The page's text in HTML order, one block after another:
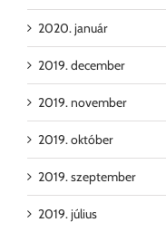
2020. január
2019. december
2019. november
2019. október
2019. szeptember
2019. július